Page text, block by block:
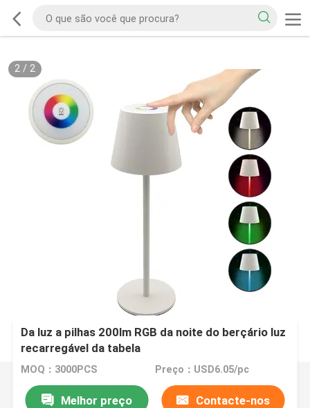
2/ 2
Da luz a pilhas 200lm RGB da noite do berçário luz
recarregável da tabela
MOQ：3000PCS Preço：USD6.05/pc
Melhor preço Contacte-nos